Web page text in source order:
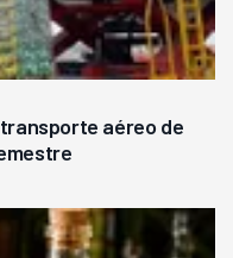
transporte aéreo de